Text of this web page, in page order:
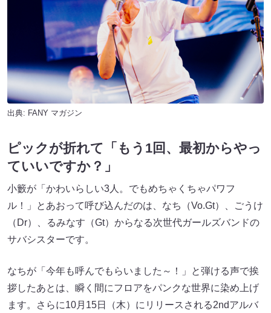
出典: FANY マガジン
ピックが折れて「もう1回、最初からやっ
ていいですか？」
小籔が「かわいらしい3人。でもめちゃくちゃパワフ
ル！」とあおって呼び込んだのは、なち（Vo.Gt）、ごうけ
（Dr）、るみなす（Gt）からなる次世代ガールズバンドの
サバシスターです。
なちが「今年も呼んでもらいました～！」と弾ける声で挨
拶したあとは、瞬く間にフロアをパンクな世界に染め上げ
ます。さらに10月15日（木）にリリースされる2ndアルバ